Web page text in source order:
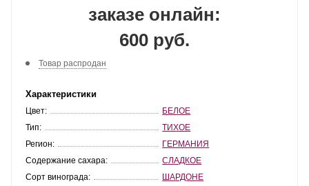
заказе онлайн:
600 руб.
Товар распродан
Характеристики
Цвет:
БЕЛОЕ
Тип:
ТИХОЕ
Регион:
ГЕРМАНИЯ
Содержание сахара:
СЛАДКОЕ
Сорт винограда:
ШАРДОНЕ